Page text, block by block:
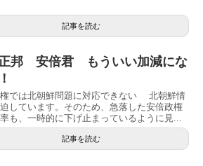
記事を読む
邦 安倍君 もういい加減にな
では北朝鮮問題に対応できない 北朝鮮情
しています。そのため、急落した安倍政権
も、一時的に下げ止まっているように見...
記事を読む